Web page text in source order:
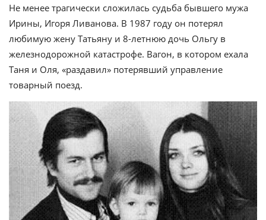
Не менее трагически сложилась судьба бывшего мужа
Ирины, Игоря Ливанова. В 1987 году он потерял
любимую жену Татьяну и 8-летнюю дочь Ольгу в
железнодорожной катастрофе. Вагон, в котором ехала
Таня и Оля, «раздавил» потерявший управление
товарный поезд.